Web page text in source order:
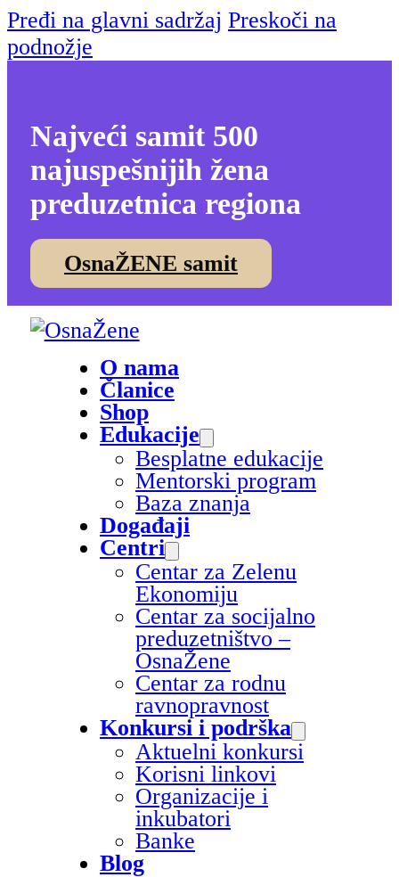
Pređi na glavni sadržaj Preskoči na
podnožje
Najveći samit 500
najuspešnijih žena
preduzetnica regiona
OsnaŽENE samit
O nama
Članice
Shop
Edukacije
Besplatne edukacije
Mentorski program
Baza znanja
Događaji
Centri
Centar za Zelenu
Ekonomiju
Centar za socijalno
preduzetništvo –
OsnaŽene
Centar za rodnu
ravnopravnost
Konkursi i podrška
Aktuelni konkursi
Korisni linkovi
Organizacije i
inkubatori
Banke
Blog